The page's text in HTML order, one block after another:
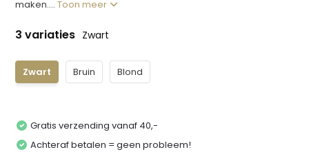
maken....Toon meer
3 variaties Zwart
Zwart Bruin Blond
Gratis verzending vanaf 40,-
Achteraf betalen = geen probleem!